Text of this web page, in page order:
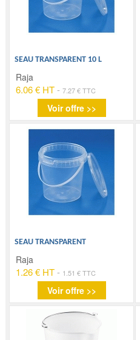
SEAU TRANSPARENT 10 L
Raja
6.06 € HT -7.27 € TTC
Voir offre >>
SEAU TRANSPARENT
Raja
1.26 € HT - 1.51 € TTC
Voir offre >>